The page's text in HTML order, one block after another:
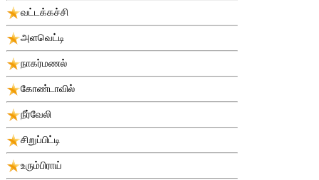
வட்டக்கச்சி
அளவெட்டி
நாகர்மணல்
கோண்டாவில்
நீர்வேலி
சிறுப்பிட்டி
உரும்பிராய்